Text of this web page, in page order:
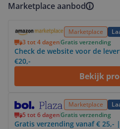
Marketplace aanbod
Marketplace
3 tot 4 dagenGratis verzending
Check de website voor de
€20,-
Bekijk
Marketplace
5 tot 6 dagenGratis verzending
Gratis verzending vanaf € 25,-